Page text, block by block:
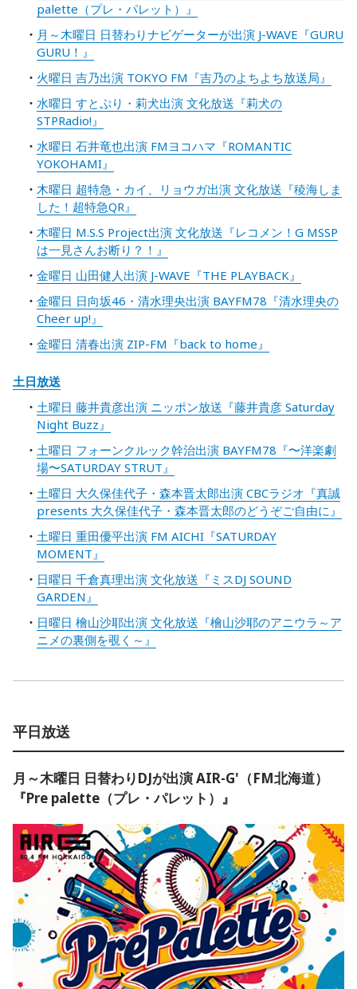
palette（プレ・パレット）』
月～木曜日 日替わりナビゲーターが出演 J-WAVE『GURU
GURU！』
火曜日 吉乃出演 TOKYO FM『吉乃のよちよち放送局』
水曜日 すとぷり・莉犬出演 文化放送『莉犬の
STPRadio!』
水曜日 石井竜也出演 FMヨコハマ『ROMANTIC
YOKOHAMI』
木曜日 超特急・カイ、リョウガ出演 文化放送『稜海しま
した！超特急QR』
木曜日 M.S.S Project出演 文化放送『レコメン！G MSSP
は一見さんお断り？！』
金曜日 山田健人出演 J-WAVE『THE PLAYBACK』
金曜日 日向坂46・清水理央出演 BAYFM78『清水理央の
Cheer up!』
金曜日 清春出演 ZIP-FM『back to home』
土日放送
土曜日 藤井貴彦出演 ニッポン放送『藤井貴彦 Saturday
Night Buzz』
土曜日 フォーンクルック幹治出演 BAYFM78『〜洋楽劇
場〜SATURDAY STRUT』
土曜日 大久保佳代子・森本晋太郎出演 CBCラジオ『真誠
presents 大久保佳代子・森本晋太郎のどうぞご自由に』
土曜日 重田優平出演 FM AICHI『SATURDAY
MOMENT』
日曜日 千倉真理出演 文化放送『ミスDJ SOUND
GARDEN』
日曜日 檜山沙耶出演 文化放送『檜山沙耶のアニウラ～ア
ニメの裏側を覗く～』
平日放送
月～木曜日 日替わりDJが出演 AIR-G'（FM北海道）
『Pre palette（プレ・パレット）』